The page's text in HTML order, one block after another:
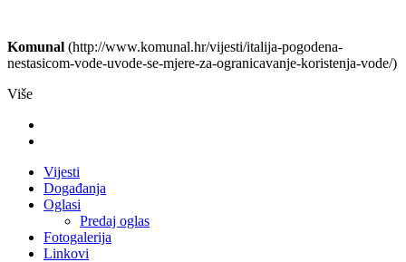
Komunal (http://www.komunal.hr/vijesti/italija-pogodena-
nestasicom-vode-uvode-se-mjere-za-ogranicavanje-koristenja-vode/)
Više
Vijesti
Događanja
Oglasi
Predaj oglas
Fotogalerija
Linkovi